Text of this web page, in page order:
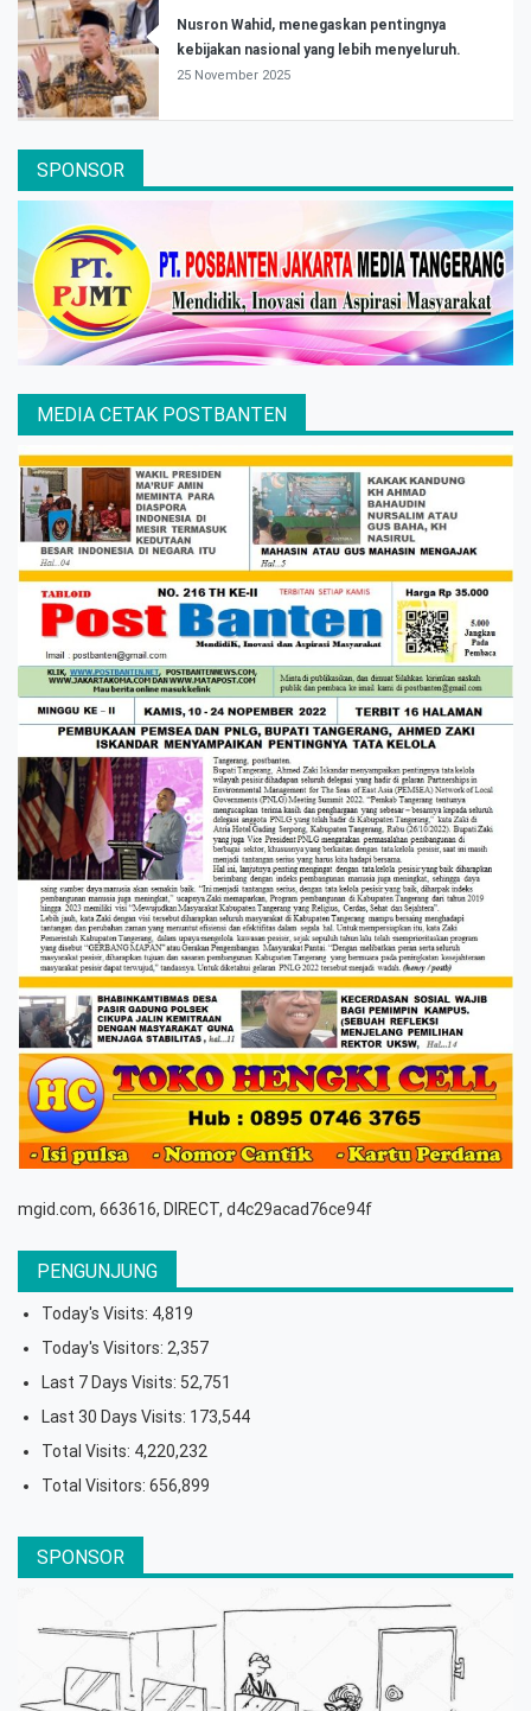
Nusron Wahid, menegaskan pentingnya
kebijakan nasional yang lebih menyeluruh.
25 November 2025
SPONSOR
MEDIA CETAK POSTBANTEN
mgid.com, 663616, DIRECT, d4c29acad76ce94f
PENGUNJUNG
Today's Visits: 4,819
Today's Visitors: 2,357
Last 7 Days Visits: 52,751
Last 30 Days Visits: 173,544
Total Visits: 4,220,232
Total Visitors: 656,899
SPONSOR